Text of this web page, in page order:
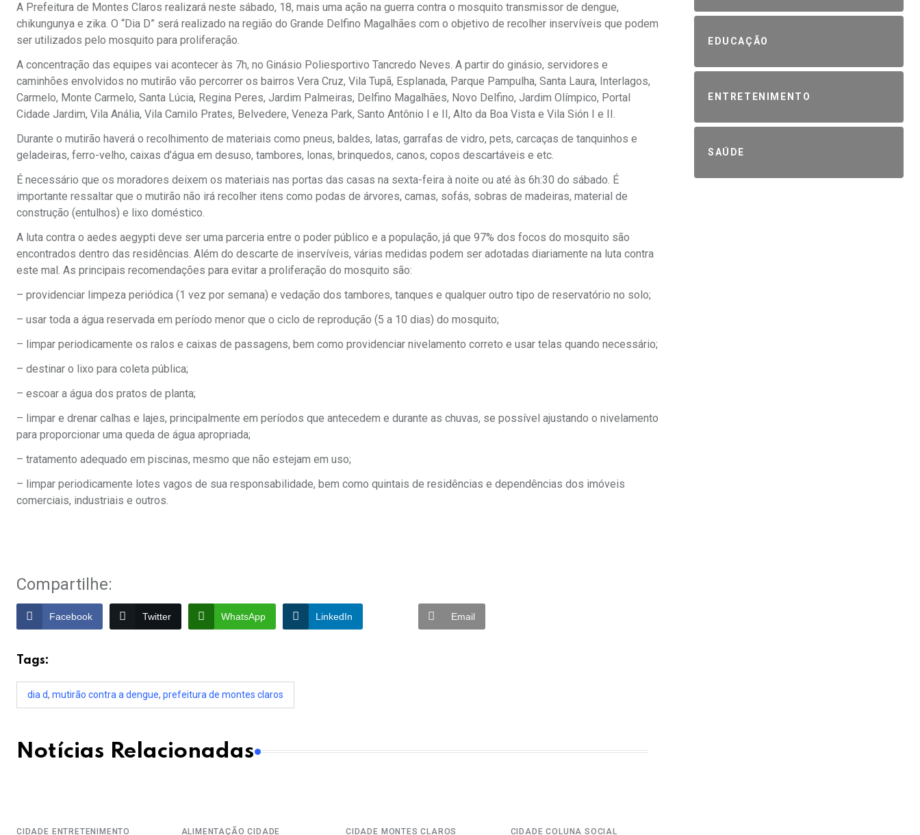
A Prefeitura de Montes Claros realizará neste sábado, 18, mais uma ação na guerra contra o mosquito transmissor de dengue,
chikungunya e zika. O “Dia D” será realizado na região do Grande Delfino Magalhães com o objetivo de recolher inservíveis que podem
ser utilizados pelo mosquito para proliferação.
A concentração das equipes vai acontecer às 7h, no Ginásio Poliesportivo Tancredo Neves. A partir do ginásio, servidores e
caminhões envolvidos no mutirão vão percorrer os bairros Vera Cruz, Vila Tupã, Esplanada, Parque Pampulha, Santa Laura, Interlagos,
Carmelo, Monte Carmelo, Santa Lúcia, Regina Peres, Jardim Palmeiras, Delfino Magalhães, Novo Delfino, Jardim Olímpico, Portal
Cidade Jardim, Vila Anália, Vila Camilo Prates, Belvedere, Veneza Park, Santo Antônio I e II, Alto da Boa Vista e Vila Sión I e II.
Durante o mutirão haverá o recolhimento de materiais como pneus, baldes, latas, garrafas de vidro, pets, carcaças de tanquinhos e
geladeiras, ferro-velho, caixas d’água em desuso, tambores, lonas, brinquedos, canos, copos descartáveis e etc.
É necessário que os moradores deixem os materiais nas portas das casas na sexta-feira à noite ou até às 6h:30 do sábado. É
importante ressaltar que o mutirão não irá recolher itens como podas de árvores, camas, sofás, sobras de madeiras, material de
construção (entulhos) e lixo doméstico.
A luta contra o aedes aegypti deve ser uma parceria entre o poder público e a população, já que 97% dos focos do mosquito são
encontrados dentro das residências. Além do descarte de inservíveis, várias medidas podem ser adotadas diariamente na luta contra
este mal. As principais recomendações para evitar a proliferação do mosquito são:
– providenciar limpeza periódica (1 vez por semana) e vedação dos tambores, tanques e qualquer outro tipo de reservatório no solo;
– usar toda a água reservada em período menor que o ciclo de reprodução (5 a 10 dias) do mosquito;
– limpar periodicamente os ralos e caixas de passagens, bem como providenciar nivelamento correto e usar telas quando necessário;
– destinar o lixo para coleta pública;
– escoar a água dos pratos de planta;
– limpar e drenar calhas e lajes, principalmente em períodos que antecedem e durante as chuvas, se possível ajustando o nivelamento
para proporcionar uma queda de água apropriada;
– tratamento adequado em piscinas, mesmo que não estejam em uso;
– limpar periodicamente lotes vagos de sua responsabilidade, bem como quintais de residências e dependências dos imóveis
comerciais, industriais e outros.
Compartilhe:
Facebook Twitter WhatsApp LinkedIn Email
Tags:
dia d, mutirão contra a dengue, prefeitura de montes claros
Notícias Relacionadas
CIDADE ENTRETENIMENTO ALIMENTAÇÃO CIDADE CIDADE MONTES CLAROS CIDADE COLUNA SOCIAL
EDUCAÇÃO
ENTRETENIMENTO
SAÚDE